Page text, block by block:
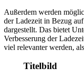
Außerdem werden
der Ladezeit in Bezug
dargestellt. Das bietet
Verbesserung der
viel relevanter werden,
Titelbild